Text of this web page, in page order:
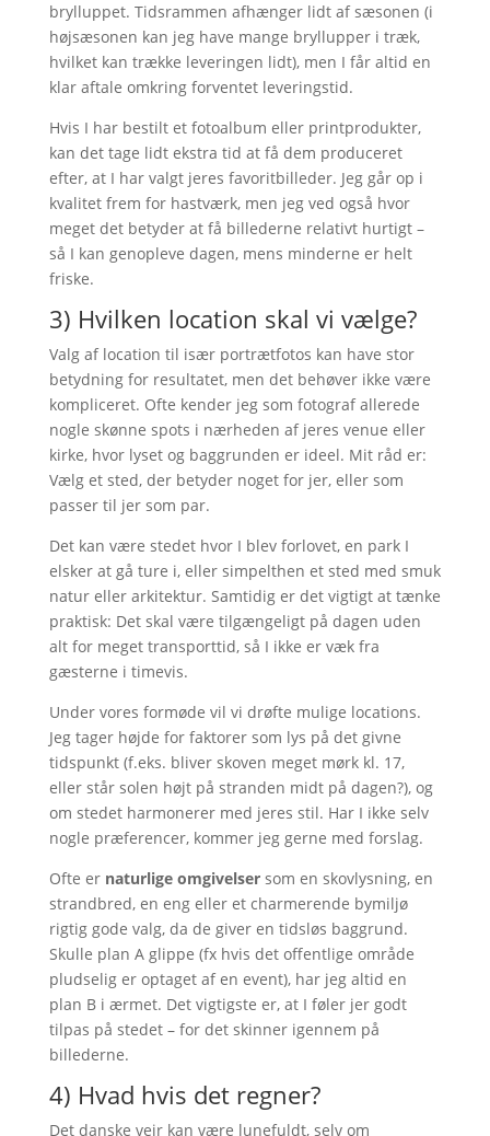
brylluppet. Tidsrammen afhænger lidt af sæsonen (i
højsæsonen kan jeg have mange bryllupper i træk,
hvilket kan trække leveringen lidt), men I får altid en
klar aftale omkring forventet leveringstid.
Hvis I har bestilt et fotoalbum eller printprodukter,
kan det tage lidt ekstra tid at få dem produceret
efter, at I har valgt jeres favoritbilleder. Jeg går op i
kvalitet frem for hastværk, men jeg ved også hvor
meget det betyder at få billederne relativt hurtigt –
så I kan genopleve dagen, mens minderne er helt
friske.
3) Hvilken location skal vi vælge?
Valg af location til især portrætfotos kan have stor
betydning for resultatet, men det behøver ikke være
kompliceret. Ofte kender jeg som fotograf allerede
nogle skønne spots i nærheden af jeres venue eller
kirke, hvor lyset og baggrunden er ideel. Mit råd er:
Vælg et sted, der betyder noget for jer, eller som
passer til jer som par.
Det kan være stedet hvor I blev forlovet, en park I
elsker at gå ture i, eller simpelthen et sted med smuk
natur eller arkitektur. Samtidig er det vigtigt at tænke
praktisk: Det skal være tilgængeligt på dagen uden
alt for meget transporttid, så I ikke er væk fra
gæsterne i timevis.
Under vores formøde vil vi drøfte mulige locations.
Jeg tager højde for faktorer som lys på det givne
tidspunkt (f.eks. bliver skoven meget mørk kl. 17,
eller står solen højt på stranden midt på dagen?), og
om stedet harmonerer med jeres stil. Har I ikke selv
nogle præferencer, kommer jeg gerne med forslag.
Ofte er naturlige omgivelsersom en skovlysning, en
strandbred, en eng eller et charmerende bymiljø
rigtig gode valg, da de giver en tidsløs baggrund.
Skulle plan A glippe (fx hvis det offentlige område
pludselig er optaget af en event), har jeg altid en
plan B i ærmet. Det vigtigste er, at I føler jer godt
tilpas på stedet – for det skinner igennem på
billederne.
4) Hvad hvis det regner?
Det danske vejr kan være lunefuldt, selv om